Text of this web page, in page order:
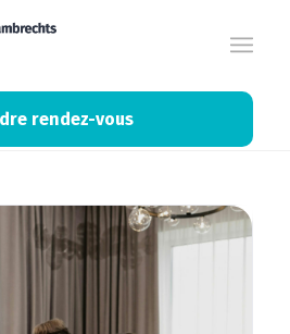
rendez-vous